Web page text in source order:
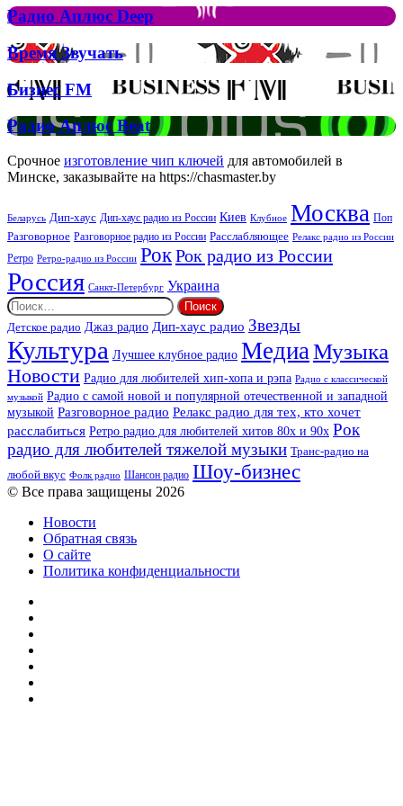
Джона
та
Брітні
Спірс
Рок
Радио
Аплюс
Deep
Радио Аплюс Deep
Время
Звучать
Время Звучать
Бизнес
Бизнес FM
Радио
Аплюс
Beat
Радио Аплюс Beat
Срочное изготовление чип ключей для автомобилей в
Минске, заказывайте на https://chasmaster.by
Беларусь Дип-хаус Дип-хаус радио из России Киев Клубное Москва Поп
Разговорное Разговорное радио из России Расслабляющее Релакс радио из России
Ретро Ретро-радио из России РокРок радио из России
Россия Санкт-Петербург Украина
Найти:
Детское радио Джаз радио Дип-хаус радио Звезды
Культура Лучшее клубное радио МедиаМузыка
Новости Радио для любителей хип-хопа и рэпа Радио с классической
музыкой Радио с самой новой и популярной отечественной и западной
музыкой Разговорное радио Релакс радио для тех, кто хочет
расслабиться Ретро радио для любителей хитов 80х и 90х Рок
радио для любителей тяжелой музыки Транс-радио на
любой вкус Фолк радио Шансон радио Шоу-бизнес
© Все права защищены 2026
Новости
Обратная связь
О сайте
Политика конфиденциальности